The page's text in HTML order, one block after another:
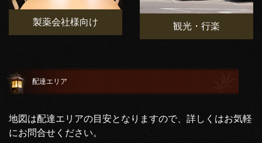
製薬会社様向け 観光・行楽
配達エリア
地図は配達エリアの目安となりますので、詳しくはお気軽
にお問合せください。